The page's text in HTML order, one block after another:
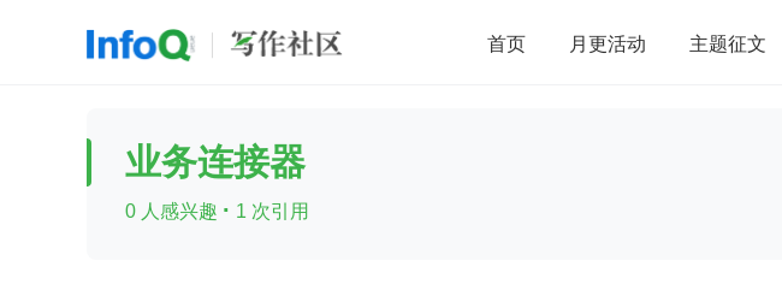
首页 月更活动 主题征文
前端 AI 大数据
查看更多
业务连接器
0 人感兴趣 · 1 次引用